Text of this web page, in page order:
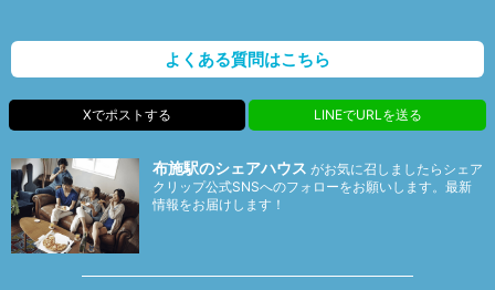
よくある質問はこちら
Xでポストする LINEでURLを送る
布施駅のシェアハウス がお気に召しましたらシェア
クリップ公式SNSへのフォローをお願いします。最新
情報をお届けします！